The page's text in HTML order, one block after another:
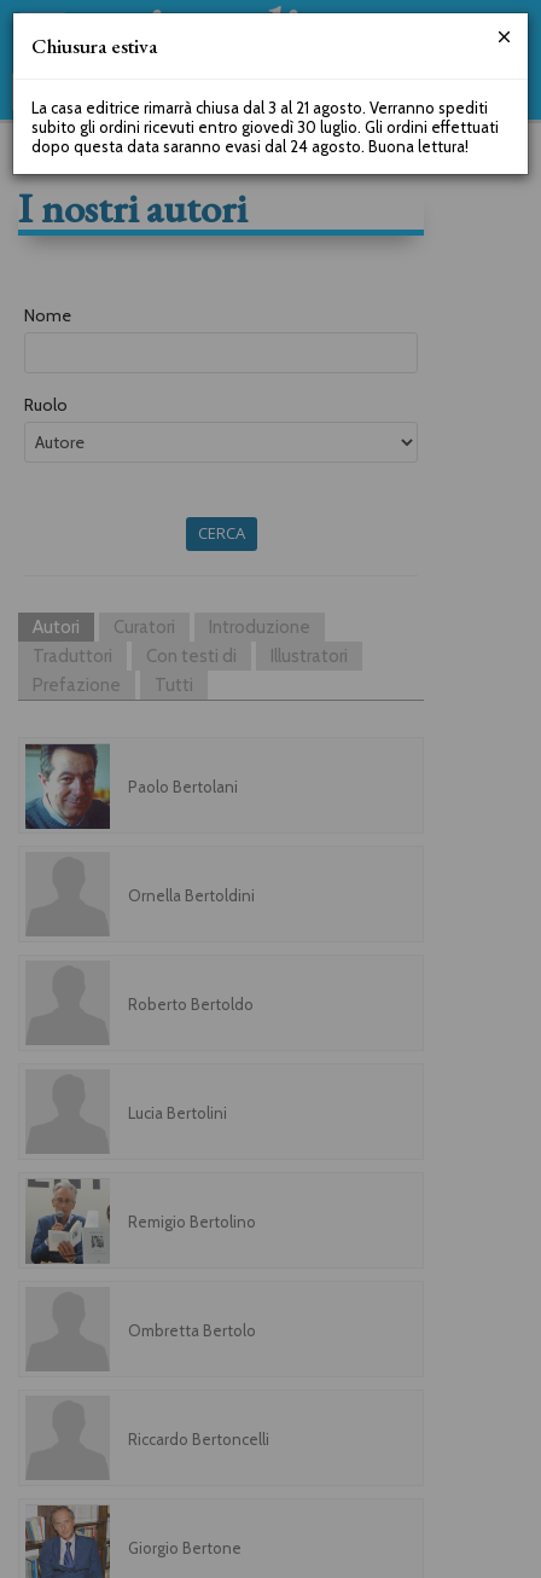
I nostri autori
Nome
Ruolo
CERCA
Autori Curatori
Introduzione
Traduttori
Con testi di
Illustratori
Prefazione
Tutti
Paolo Bertolani
Ornella Bertoldini
Roberto Bertoldo
Lucia Bertolini
Remigio Bertolino
Ombretta Bertolo
Riccardo Bertoncelli
Giorgio Bertone
Chiusura estiva
La casa editrice rimarrà chiusa dal 3 al 21 agosto. Verranno spediti
subito gli ordini ricevuti entro giovedì 30 luglio. Gli ordini effettuati
dopo questa data saranno evasi dal 24 agosto. Buona lettura!